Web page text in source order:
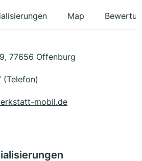
Map
77656 Offenburg
(Telefon)
mobil.de